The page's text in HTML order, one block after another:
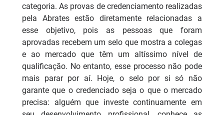
categoria. As provas de credenciamento realizadas
pela Abrates estão diretamente relacionadas a
esse objetivo, pois as pessoas que foram
aprovadas recebem um selo que mostra a colegas
e ao mercado que têm um altíssimo nível de
qualificação. No entanto, esse processo não pode
mais parar por aí. Hoje, o selo por si só não
garante que o credenciado seja o que o mercado
precisa: alguém que investe continuamente em